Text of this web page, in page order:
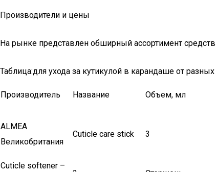
Производители и цены
На рынке представлен обширный ассортимент
Таблица:для ухода за кутикулой в карандаше от
Производитель Название Объем, мл
ALMEA
Великобритания
Cuticle care stick 3
Cuticle softener –